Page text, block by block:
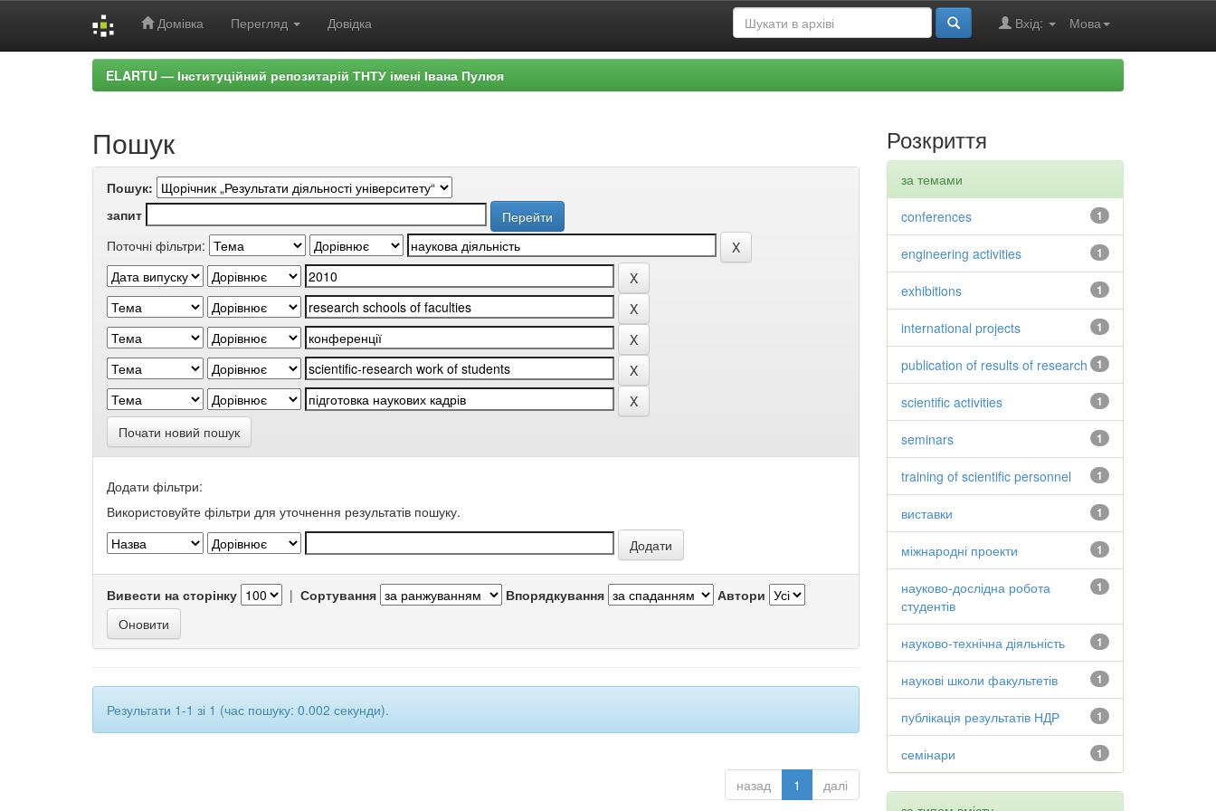
Домівка Перегляд Довідка Мова
Вхід:
ELARTU — Інституційний репозитарій ТНТУ імені Івана Пулюя
Пошук
Пошук:
запит
Поточні фільтри:
Почати новий пошук
Додати фільтри:
Використовуйте фільтри для уточнення результатів пошуку.
Вивести на сторінку | Сортування Впорядкування Автори
Результати 1-1 зі 1 (час пошуку: 0.002 секунди).
назад 1 далі
Розкриття
за темами
1
conferences
1
engineering activities
1
exhibitions
1
international projects
1
publication of results of research
1
scientific activities
1
seminars
1
training of scientific personnel
1
виставки
1
міжнародні проекти
1
науково-дослідна робота
студентів
1
науково-технічна діяльність
1
наукові школи факультетів
1
публікація результатів НДР
1
семінари